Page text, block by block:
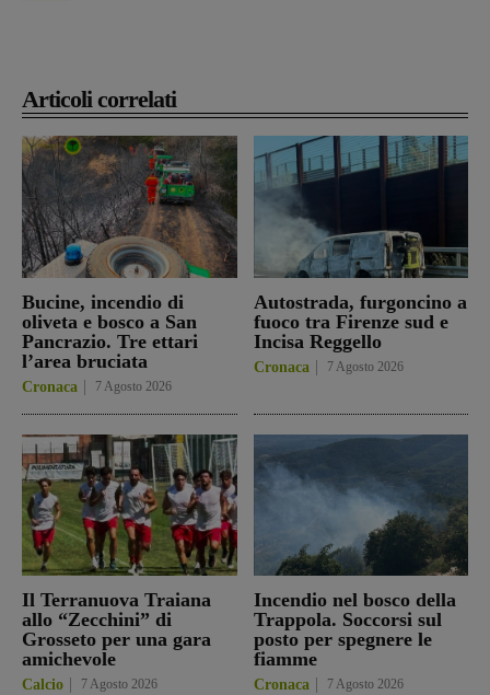
Articoli correlati
Bucine, incendio di
oliveta e bosco a San
Pancrazio. Tre ettari
l’area bruciata
Cronaca 7 Agosto 2026
Autostrada, furgoncino a
fuoco tra Firenze sud e
Incisa Reggello
Cronaca 7 Agosto 2026
Il Terranuova Traiana
allo “Zecchini” di
Grosseto per una gara
amichevole
Calcio 7 Agosto 2026
Incendio nel bosco della
Trappola. Soccorsi sul
posto per spegnere le
fiamme
Cronaca 7 Agosto 2026